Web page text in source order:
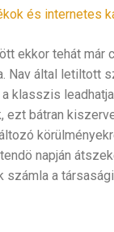
és internetes
ekkor tehát már
Nav által letiltott
klasszis
bátran
napján
számla a